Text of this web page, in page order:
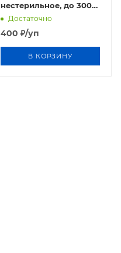
нестерильное, до 300
лезвий)
Достаточно
400 ₽/уп
В КОРЗИНУ